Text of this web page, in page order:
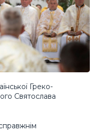
Греко-
Святослава